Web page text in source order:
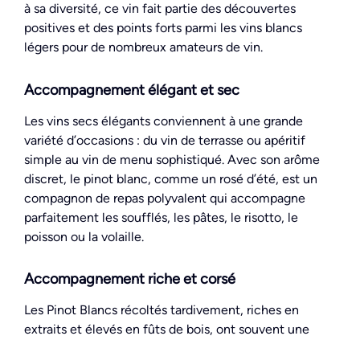
à sa diversité, ce vin fait partie des découvertes
positives et des points forts parmi les vins blancs
légers pour de nombreux amateurs de vin.
Accompagnement élégant et sec
Les vins secs élégants conviennent à une grande
variété d’occasions : du vin de terrasse ou apéritif
simple au vin de menu sophistiqué. Avec son arôme
discret, le pinot blanc, comme un rosé d’été, est un
compagnon de repas polyvalent qui accompagne
parfaitement les soufflés, les pâtes, le risotto, le
poisson ou la volaille.
Accompagnement riche et corsé
Les Pinot Blancs récoltés tardivement, riches en
extraits et élevés en fûts de bois, ont souvent une